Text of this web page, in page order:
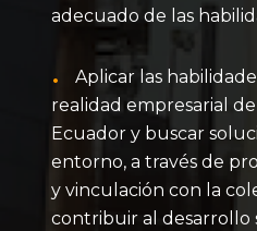
adecuado de las
Aplicar las
realidad empresarial
Ecuador y buscar
entorno, a través de
y vinculación con la
contribuir al desarrollo